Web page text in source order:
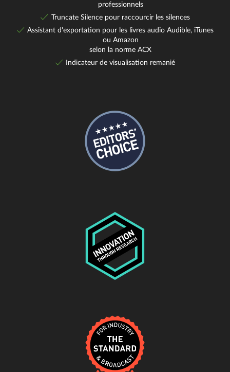
professionnels
Truncate Silence pour raccourcir les silences
Assistant d'exportation pour les livres audio Audible, iTunes
ou Amazon
selon la norme ACX
Indicateur de visualisation remanié